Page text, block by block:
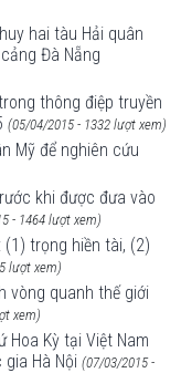
hai tàu Hải quân
Đà Nẵng
thông điệp truyền
(05/04/2015 - 1332 lượt xem)
Mỹ để nghiên cứu
khi được đưa vào
- 1464 lượt xem)
(1) trọng hiền tài, (2)
lượt xem)
vòng quanh thế giới
xem)
Kỳ tại Việt Nam
Hà Nội (07/03/2015 -